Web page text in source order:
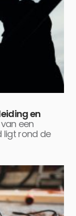
en
een
ligt rond de